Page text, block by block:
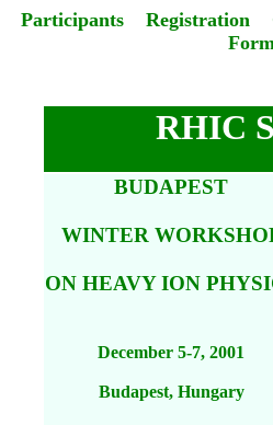
Participants Registration
RHIC
BUDAPEST
WINTER
ON HEAVY ION
December 5-7, 2001
Budapest, Hungary